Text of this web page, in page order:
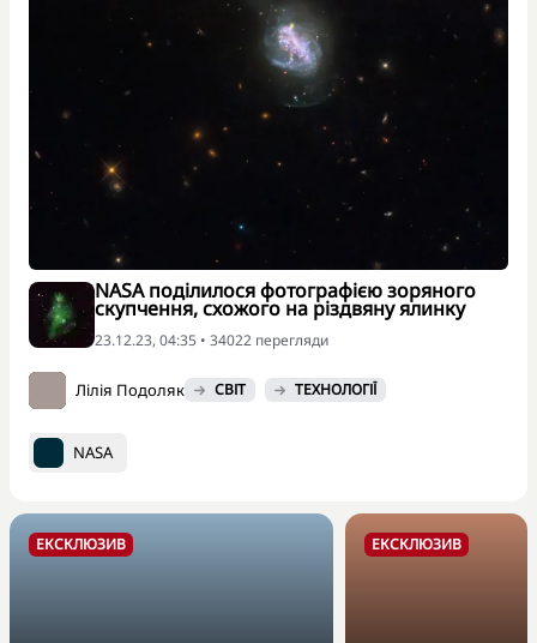
NASA поділилося фотографією зоряного
скупчення, схожого на різдвяну ялинку
23.12.23, 04:35 • 34022 перегляди
Лілія Подоляк СВІТ ТЕХНОЛОГІЇ
NASA
ЕКСКЛЮЗИВ ЕКСКЛЮЗИВ